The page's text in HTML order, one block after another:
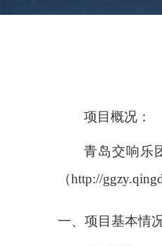
项目概况：
青岛交响乐
（http://
一、项目基本情